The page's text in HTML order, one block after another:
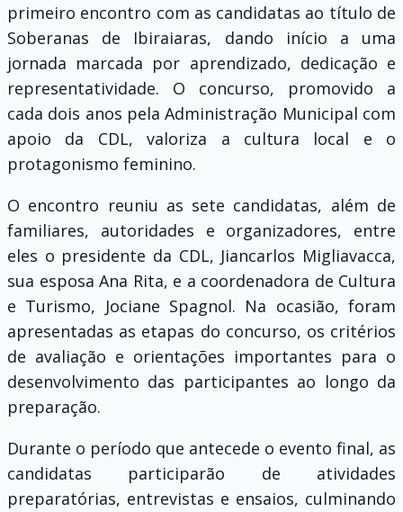
primeiro encontro com as candidatas ao título de
Soberanas de Ibiraiaras, dando início a uma
jornada marcada por aprendizado, dedicação e
representatividade. O concurso, promovido a
cada dois anos pela Administração Municipal com
apoio da CDL, valoriza a cultura local e o
protagonismo feminino.
O encontro reuniu as sete candidatas, além de
familiares, autoridades e organizadores, entre
eles o presidente da CDL, Jiancarlos Migliavacca,
sua esposa Ana Rita, e a coordenadora de Cultura
e Turismo, Jociane Spagnol. Na ocasião, foram
apresentadas as etapas do concurso, os critérios
de avaliação e orientações importantes para o
desenvolvimento das participantes ao longo da
preparação.
Durante o período que antecede o evento final, as
candidatas participarão de atividades
preparatórias, entrevistas e ensaios, culminando